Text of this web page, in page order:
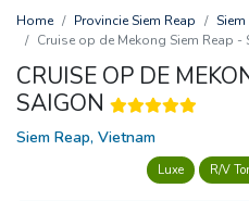
Home Provincie Siem Reap
Siem
Cruise op de Mekong Siem Reap -
CRUISE OP DE
SAIGON
Siem Reap, Vietnam
Luxe R/V